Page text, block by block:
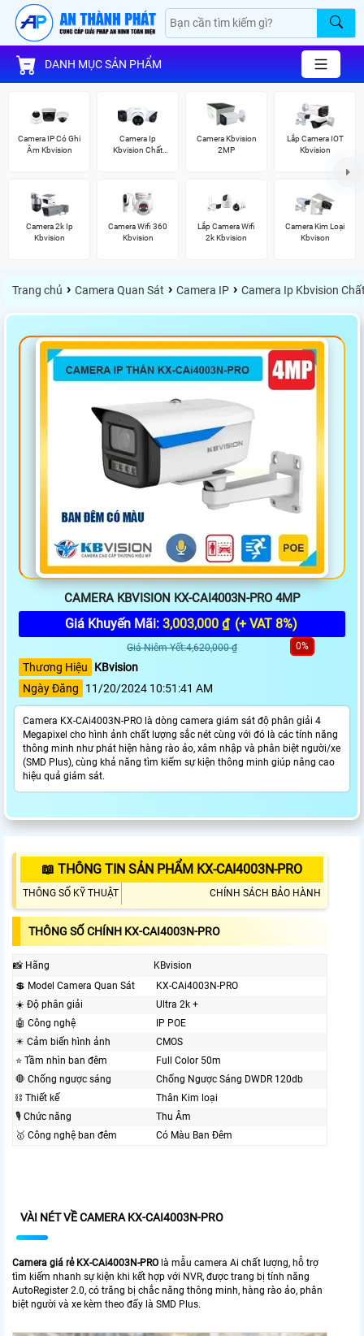
DANH MỤC SẢN PHẨM
Camera IP Có Ghi
Âm Kbvision
Camera Ip
Kbvision Chất
Camera Kbvision
2MP
Lắp Camera IOT
Kbvision
Camera 2k Ip
Kbvision
Camera Wifi 360
Kbvision
Lắp Camera Wifi
2k Kbvision
Camera Kim Loại
Kbvison
Trang chủ › Camera Quan Sát › Camera IP › Camera Ip Kbvision
CAMERA KBVISION KX-CAI4003N-PRO 4MP
Giá Khuyến Mãi: 3,003,000 ₫ (+ VAT 8%)
Giá Niêm Yết:4,620,000 ₫ 0%
Thương Hiệu
KBvision
Ngày Đăng
11/20/2024 10:51:41 AM
Camera KX-CAi4003N-PRO là dòng camera giám sát độ phân giải 4
Megapixel cho hình ảnh chất lượng sắc nét cùng với đó là các tính năng
thông minh như phát hiện hàng rào ảo, xâm nhập và phân biệt người/xe
(SMD Plus), cùng khả năng tìm kiếm sự kiện thông minh giúp nâng cao
hiệu quả giám sát.
📖 THÔNG TIN SẢN PHẨM KX-CAI4003N-PRO
THÔNG SỐ KỸ THUẬT CHÍNH SÁCH BẢO HÀNH
THÔNG SỐ CHÍNH KX-CAI4003N-PRO
📸 Hãng
KBvision
💲 Model Camera Quan Sát
KX-CAi4003N-PRO
☀️ Độ phân giải
Ultra 2k +
🤖️ Công nghệ
IP POE
✴️ Cảm biến hình ảnh
CMOS
⭐ Tầm nhìn ban đêm
Full Color 50m
🛑 Chống ngược sáng
Chống Ngược Sáng DWDR 120db
⛓ Thiết kế
Thân Kim loại
🎙 Chức năng
Thu Âm
🥇️ Công nghệ ban đêm
Có Màu Ban Ðêm
VÀI NÉT VỀ CAMERA KX-CAI4003N-PRO
Camera giá rẻ KX-CAi4003N-PRO là mẫu camera Ai chất lượng, hỗ trợ
tìm kiếm nhanh sự kiện khi kết hợp với NVR, được trang bị tính năng
AutoRegister 2.0, có trăng bị chắc năng thông minh, hàng rào ảo, phân
biệt người và xe kèm theo đấy là SMD Plus.